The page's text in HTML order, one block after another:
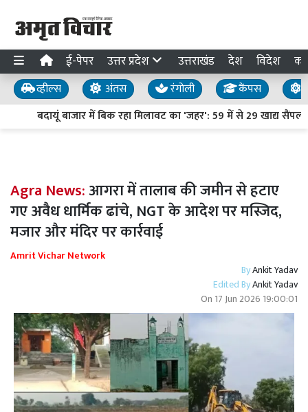
ई-पेपर उत्तर प्रदेश उत्तराखंड देश विदेश
व्हील्स अंतस रंगोली कैंपस
बदायूं बाजार में बिक रहा मिलावट का 'जहर': 59 में से 29 खाद्य सैंपल
Agra News:आगरा में तालाब की जमीन से हटाए
गए अवैध धार्मिक ढांचे, NGT के आदेश पर मस्जिद,
मजार और मंदिर पर कार्रवाई
Amrit Vichar Network
ByAnkit Yadav
Edited ByAnkit Yadav
On 17 Jun 2026 19:00:01